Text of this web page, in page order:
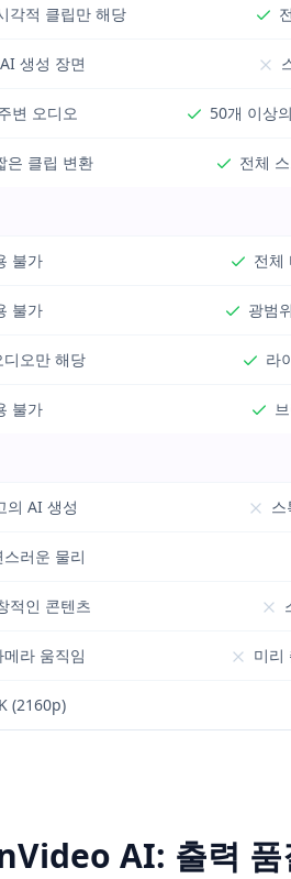
각적 클립만 해당
생성 장면
변 오디오 50개 이상
은 클립 변환 전체
불가 전체
불가 광범
오만 해당 라
불가
의 AI 생성 스
러운 물리
적인 콘텐츠
라 움직임 미리
(2160p)
AI: 출력 품